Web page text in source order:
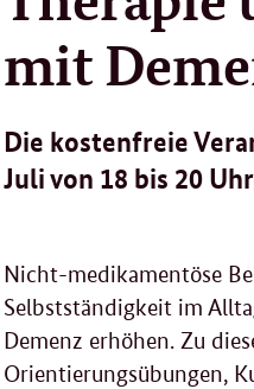
mit
Die kostenfreie
Juli von 18 bis 20
Nicht-medikamentöse
Selbstständigkeit im
Demenz erhöhen. Zu
Orientierungsübungen,